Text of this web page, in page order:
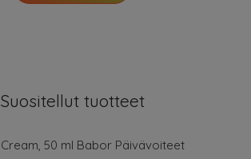
Suositellut tuotteet